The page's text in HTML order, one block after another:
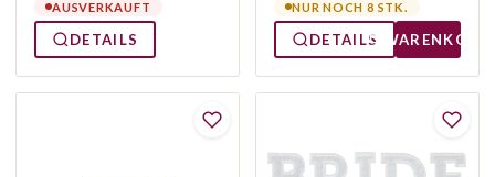
AUSVERKAUFT
DETAILS
NUR NOCH 8 STK.
DETAILS WARENKORB